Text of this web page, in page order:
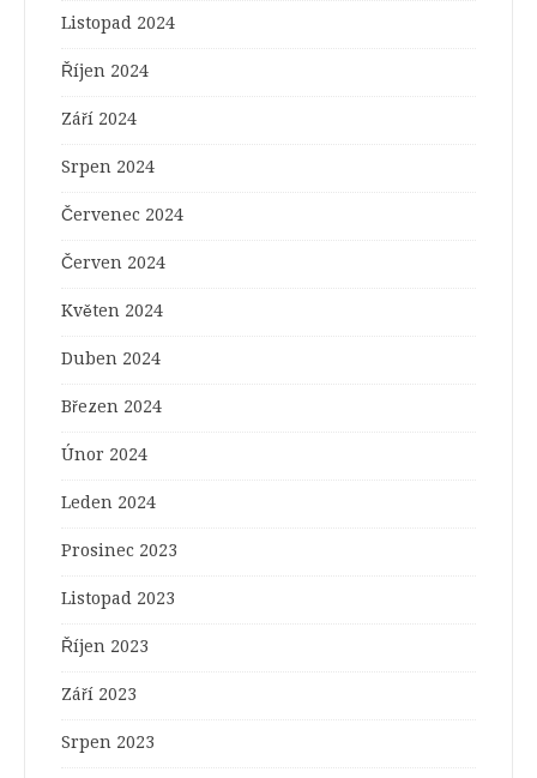
Listopad 2024
Říjen 2024
Září 2024
Srpen 2024
Červenec 2024
Červen 2024
Květen 2024
Duben 2024
Březen 2024
Únor 2024
Leden 2024
Prosinec 2023
Listopad 2023
Říjen 2023
Září 2023
Srpen 2023